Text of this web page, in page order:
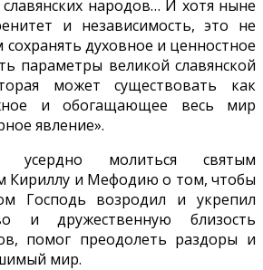
народов… И хотя ныне
и независимость, это не
духовное и ценностное
параметры великой славянской
может существовать как
и обогащающее весь мир
явление».
усердно молиться святым
Кириллу и Мефодию о том, чтобы
Господь возродил и укрепил
и дружественную близость
помог преодолеть раздоры и
мир.